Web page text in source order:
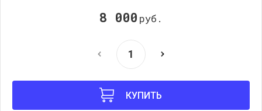
8 000 руб.
КУПИТЬ